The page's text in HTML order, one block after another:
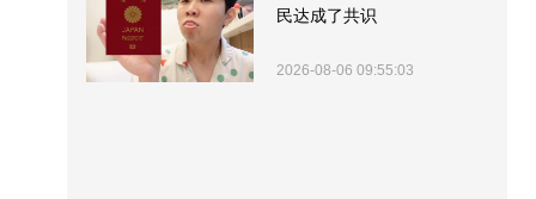
民达成了共识
2026-08-06 09:55:03